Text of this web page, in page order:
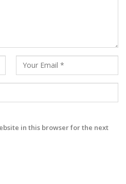
in this browser for the next